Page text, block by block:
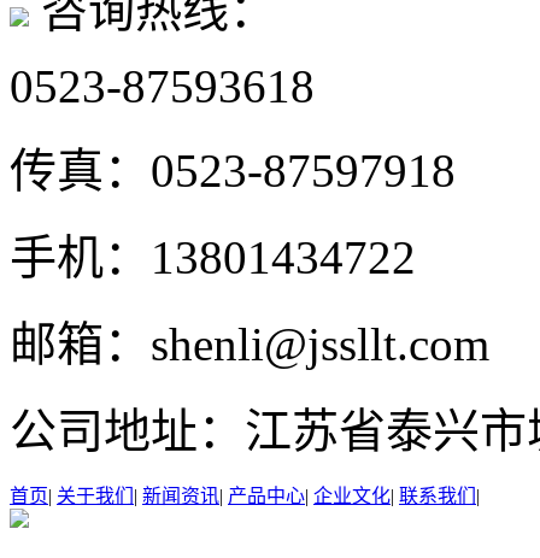
0523-87593618
传真： 0523-87597918
手机： 13801434722
邮箱： shenli@jssllt.com
公司地址： 江苏省泰兴
首页| 关于我们 | 新闻资讯| 产品中心| 企业文化| 联系我们 |